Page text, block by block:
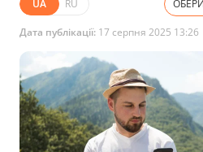
UA RU
Дата публікації: 17 серпня 2025 13:26